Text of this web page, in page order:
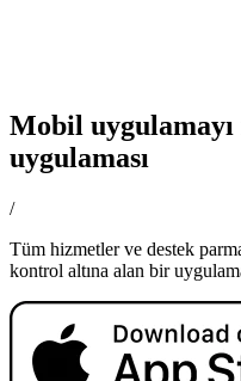
Mobil
uygulaması
/
Tüm hizmetler ve destek
kontrol altına alan bir